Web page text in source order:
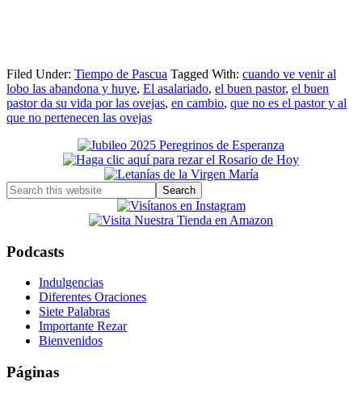
Filed Under: Tiempo de Pascua Tagged With: cuando ve venir al
lobo las abandona y huye, El asalariado, el buen pastor, el buen
pastor da su vida por las ovejas, en cambio, que no es el pastor y al
que no pertenecen las ovejas
Primary
Sidebar
Search
this
Podcasts
Indulgencias
Diferentes Oraciones
Siete Palabras
Importante Rezar
Bienvenidos
Páginas